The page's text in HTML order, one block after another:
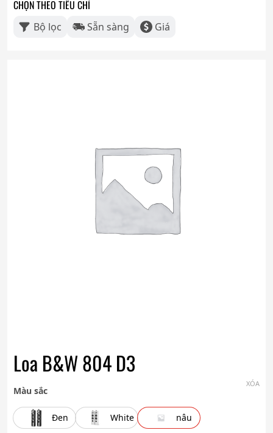
CHỌN THEO TIÊU CHÍ
Bộ lọc Sẵn sàng Giá
Loa B&W 804 D3
Màu sắc
Đen White nâu
XÓA